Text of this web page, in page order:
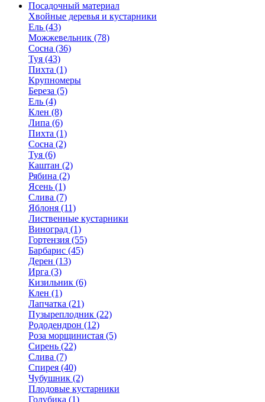
Посадочный материал
Хвойные деревья и кустарники
Ель (43)
Можжевельник (78)
Сосна (36)
Туя (43)
Пихта (1)
Крупномеры
Береза (5)
Ель (4)
Клен (8)
Липа (6)
Пихта (1)
Сосна (2)
Туя (6)
Каштан (2)
Рябина (2)
Ясень (1)
Слива (7)
Яблоня (11)
Лиственные кустарники
Виноград (1)
Гортензия (55)
Барбарис (45)
Дерен (13)
Ирга (3)
Кизильник (6)
Клен (1)
Лапчатка (21)
Пузыреплодник (22)
Рододендрон (12)
Роза морщинистая (5)
Сирень (22)
Слива (7)
Спирея (40)
Чубушник (2)
Плодовые кустарники
Голубика (1)